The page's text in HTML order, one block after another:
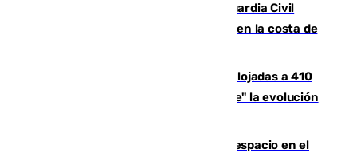
Persecución en Punta Umbría: la Guardia Civil
interviene más de 800 kilos de cocaína en la costa de
El incendio de Niebla mantiene desalojadas a 410
personas que siguen con "incertidumbre" la evolución
Las marcas internacionales ganan espacio en el